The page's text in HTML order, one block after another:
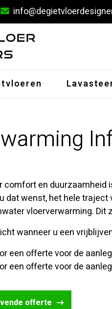
comfort en
dat wenst, het hele
vloerverwarming.
wanneer u een
een offerte voor de
een offerte voor de
offerte